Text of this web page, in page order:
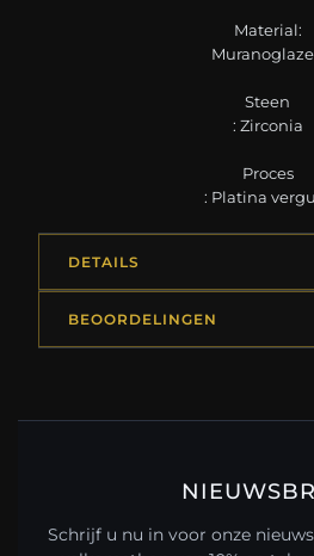
Material:
Steen
: Zirconia
Proces
: Platina
DETAILS
BEOORDELINGEN
Schrijf u nu in voor onze